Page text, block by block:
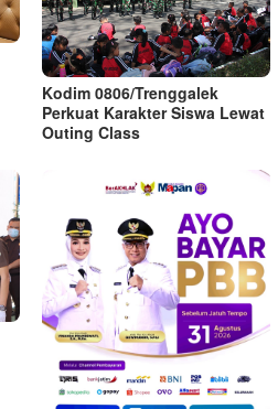
Kodim 0806/Trenggalek
Perkuat Karakter Siswa Lewat
Outing Class